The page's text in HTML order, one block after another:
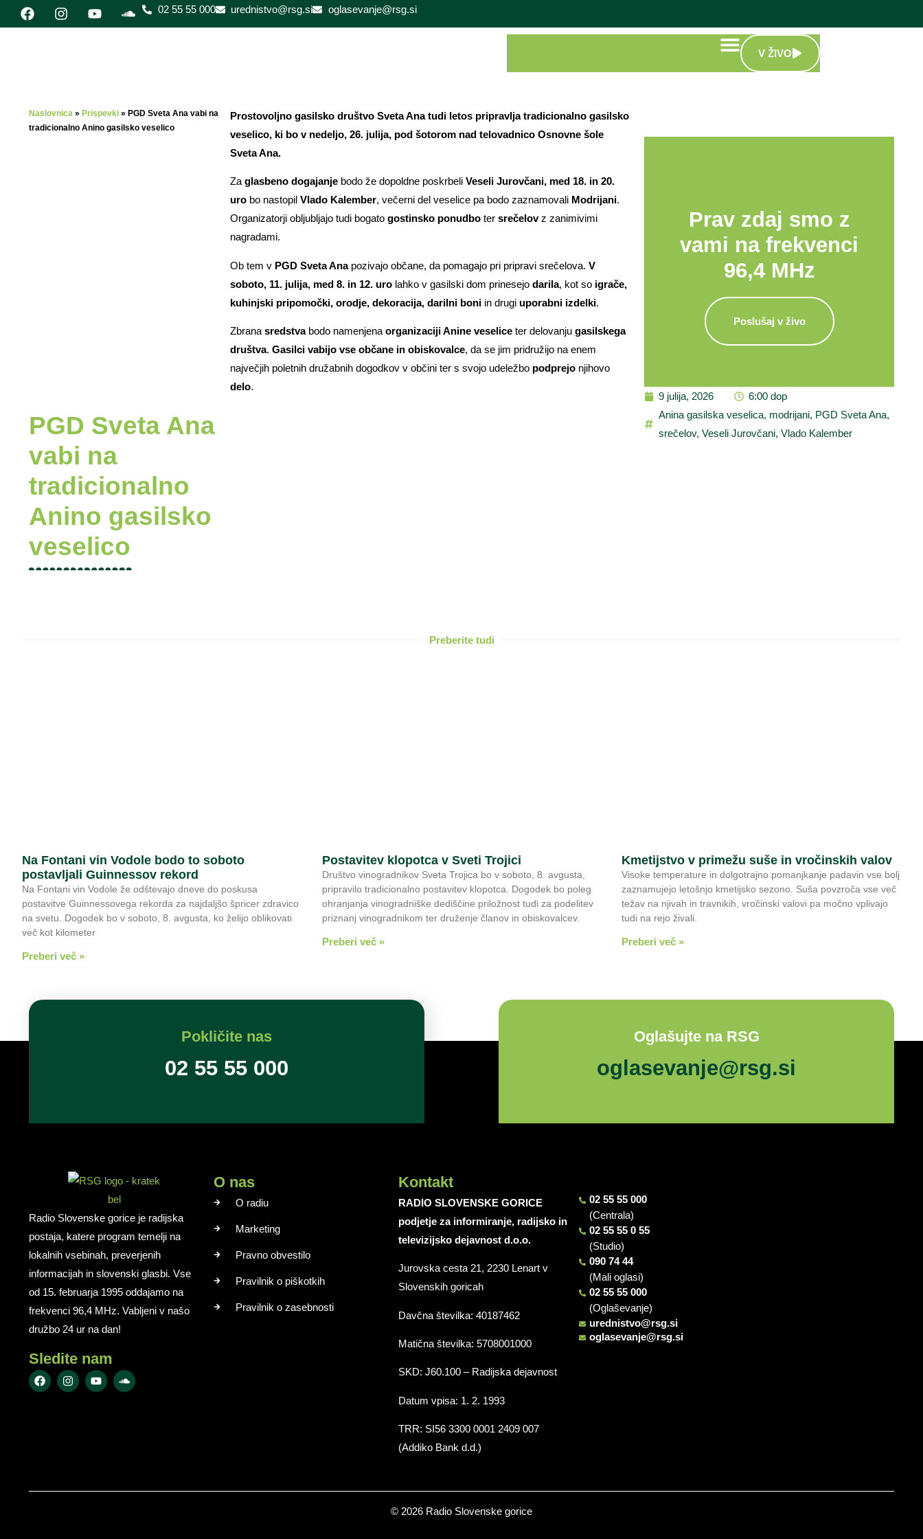
02 55 55 000 urednistvo@rsg.si oglasevanje@rsg.si
V ŽIVO
Naslovnica » Prispevki » PGD Sveta Ana vabi na
tradicionalno Anino gasilsko veselico
PGD Sveta Ana
vabi na
tradicionalno
Anino gasilsko
veselico
Prostovoljno gasilsko društvo Sveta Ana tudi letos pripravlja tradicionalno gasilsko
veselico, ki bo v nedeljo, 26. julija, pod šotorom nad telovadnico Osnovne šole
Sveta Ana.
Za glasbeno dogajanjebodo že dopoldne poskrbeli Veseli Jurovčani, med 18. in 20.
urobo nastopilVlado Kalember, večerni del veselice pa bodo zaznamovali Modrijani.
Organizatorji obljubljajo tudi bogato gostinsko ponudboter srečelovz zanimivimi
nagradami.
Ob tem v PGD Sveta Ana pozivajo občane, da pomagajo pri pripravi srečelova. V
soboto, 11. julija, med 8. in 12. urolahko v gasilski dom prinesejo darila, kot so igrače,
kuhinjski pripomočki, orodje, dekoracija, darilni boni in drugi uporabni izdelki.
Zbrana sredstvabodo namenjenaorganizaciji Anine veseliceter delovanjugasilskega
društva. Gasilci vabijo vse občane in obiskovalce, da se jim pridružijo na enem
največjih poletnih družabnih dogodkov v občini ter s svojo udeležbo podprejonjihovo
delo.
Prav zdaj smo z
vami na frekvenci
96,4 MHz
Poslušaj v živo
9 julija, 2026
6:00 dop
Anina gasilska veselica, modrijani, PGD Sveta Ana,
srečelov, Veseli Jurovčani, Vlado Kalember
Preberite tudi
Na Fontani vin Vodole bodo to soboto
postavljali Guinnessov rekord
Na Fontani vin Vodole že odštevajo dneve do poskusa
postavitve Guinnessovega rekorda za najdaljšo špricer zdravico
na svetu. Dogodek bo v soboto, 8. avgusta, ko želijo oblikovati
več kot kilometer
Preberi več »
Postavitev klopotca v Sveti Trojici
Društvo vinogradnikov Sveta Trojica bo v soboto, 8. avgusta,
pripravilo tradicionalno postavitev klopotca. Dogodek bo poleg
ohranjanja vinogradniške dediščine priložnost tudi za podelitev
priznanj vinogradnikom ter druženje članov in obiskovalcev.
Preberi več »
Kmetijstvo v primežu suše in vročinskih valov
Visoke temperature in dolgotrajno pomanjkanje padavin vse bolj
zaznamujejo letošnjo kmetijsko sezono. Suša povzroča vse več
težav na njivah in travnikih, vročinski valovi pa močno vplivajo
tudi na rejo živali.
Preberi več »
Pokličite nas
02 55 55 000
Oglašujte na RSG
oglasevanje@rsg.si
Radio Slovenske gorice je radijska
postaja, katere program temelji na
lokalnih vsebinah, preverjenih
informacijah in slovenski glasbi. Vse
od 15. februarja 1995 oddajamo na
frekvenci 96,4 MHz. Vabljeni v našo
družbo 24 ur na dan!
Sledite nam
O nas
O radiu
Marketing
Pravno obvestilo
Pravilnik o piškotkih
Pravilnik o zasebnosti
Kontakt
RADIO SLOVENSKE GORICE
podjetje za informiranje, radijsko in
televizijsko dejavnost d.o.o.
Jurovska cesta 21, 2230 Lenart v
Slovenskih goricah
Davčna številka: 40187462
Matična številka: 5708001000
SKD: J60.100 – Radijska dejavnost
Datum vpisa: 1. 2. 1993
TRR: SI56 3300 0001 2409 007
(Addiko Bank d.d.)
02 55 55 000
(Centrala)
02 55 55 0 55
(Studio)
090 74 44
(Mali oglasi)
02 55 55 000
(Oglaševanje)
urednistvo@rsg.si
oglasevanje@rsg.si
© 2026 Radio Slovenske gorice